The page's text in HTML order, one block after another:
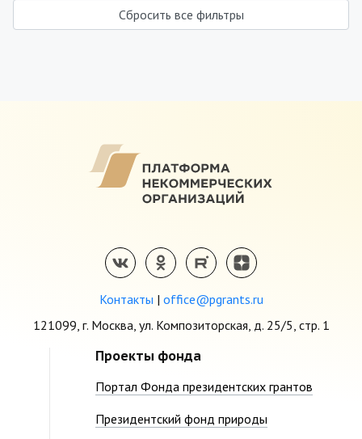
Сбросить все фильтры
Контакты | office@pgrants.ru
121099, г. Москва, ул. Композиторская, д. 25/5, стр. 1
Проекты фонда
Портал Фонда президентских грантов
Президентский фонд природы